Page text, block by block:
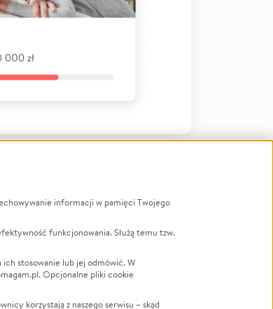
LGBTQ+
Powódź
Wichura
informacji w pamięci Twojego
funkcjonowania. Służą temu tzw.
stosowanie lub jej odmówić. W
Opcjonalne pliki cookie
korzystają z naszego serwisu – skąd